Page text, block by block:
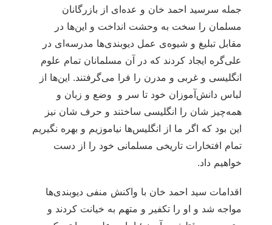
جمله سرسید احمد خان و عده‌ای از بازرگانان
مسلمان را سخت به وحشت انداخت و این‌ها در
مقابل تبلیغ و شیوه‌ی عمل دیوبندی‌ها مدرسه‌ای در
علی‌گره ایجاد کردند که در آن مسلمانان تمام علوم
انگلیسی و غربی و مدرن را فرا می‌گرفتند. این‌ها از
لباس دانش‌آموزان خود تا سر و وضع و زبان و
همه‌چیز شان را انگلیسی ساختند و حرف شان نیز
این بود که اگر ما از انگلیس‌ها نیاموزیم و بهره نگیریم
تمام افتخارات تاریخی مسلمانی خود را از دست
خواهیم داد.
اقدامات سید احمد خان با واکنش منفی دیوبندی‌ها
مواجه شد و او را تکفیر و متهم به خیانت کردند و